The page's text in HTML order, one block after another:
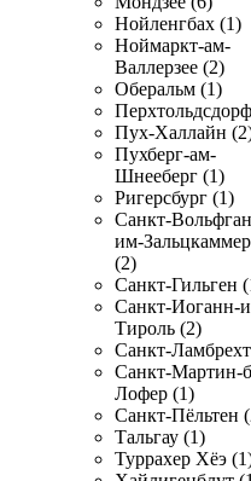
Нойленгбах (1)
Ноймаркт-ам-
Валлерзее (2)
Оберальм (1)
Пух-Халлайн
Пухберг-ам-
Шнееберг (1)
Ригерсбург (1)
Санкт-
им-
(2)
Санкт-Гильген
Санкт-Иоганн-
Тироль (2)
Санкт-
Санкт-Мартин-
Лофер (1)
Санкт-Пёльтен
Тальгау (1)
Туррахер Хёэ